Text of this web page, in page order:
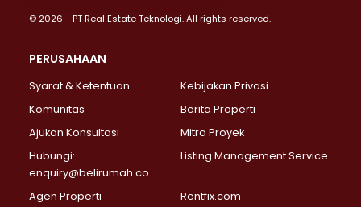
Properti Dijual di Jakarta Selatan >
Properti Dijual di Lebak Bulus >
Properti Dijual di Gandaria Selatan >
Properti Dijual di Pondok Labu >
Properti Dijual di Lenteng Agung >
Properti Dijual di Senayan >
Properti Dijual di Pondok Pinang >
© 2026 - PT Real Estate Teknologi. All rights reserved.
PERUSAHAAN
Syarat & Ketentuan
Kebijakan Privasi
Komunitas
Berita Properti
Ajukan Konsultasi
Mitra Proyek
Hubungi:
enquiry@belirumah.co
Listing Management Service
Agen Properti Rentfix.com